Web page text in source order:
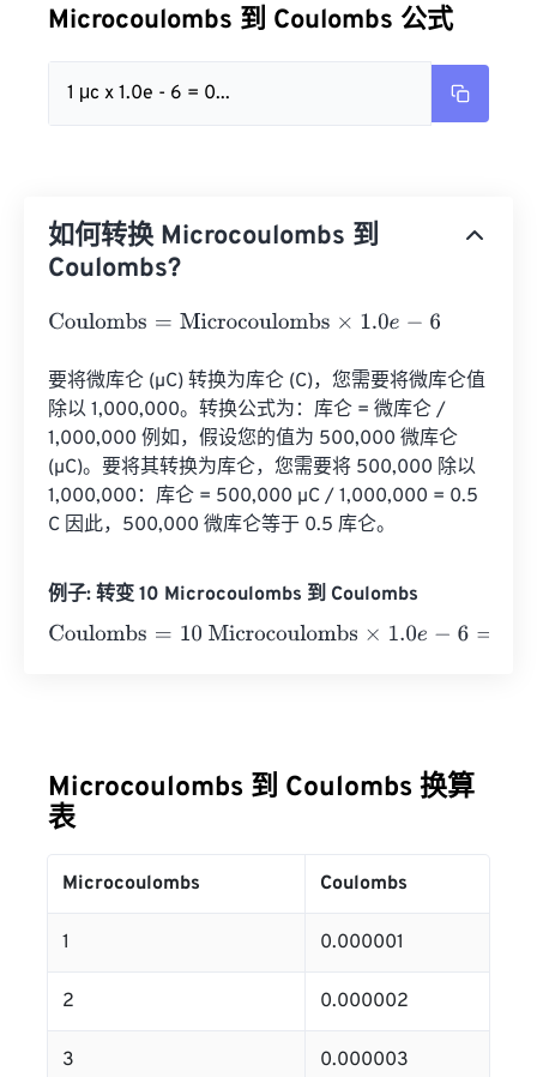
Microcoulombs 到 Coulombs 公式
1 μc x 1.0e - 6 = 0...
如何转换 Microcoulombs 到
Coulombs?
Coulombs= Microcoulombs×1.0e- 6
要将微库仑 (µC) 转换为库仑 (C)，您需要将微库仑值
除以 1,000,000。转换公式为：库仑 = 微库仑 /
1,000,000 例如，假设您的值为 500,000 微库仑
(µC)。要将其转换为库仑，您需要将 500,000 除以
1,000,000：库仑 = 500,000 µC / 1,000,000 = 0.5
C 因此，500,000 微库仑等于 0.5 库仑。
例子: 转变 10 Microcoulombs 到 Coulombs
Coulombs= 10 Microcoulombs×1.0e-6= 0.00001
Microcoulombs 到 Coulombs 换算
表
Microcoulombs Coulombs
1 0.000001
2 0.000002
3 0.000003